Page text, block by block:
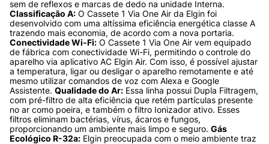
Classificação A: O Cassete 1 Via One Air da Elgin foi
desenvolvido com uma altíssima eficiência energética classe A
Conectividade Wi-Fi: O Cassete 1 Via One Air vem equipado
de fábrica com conectividade Wi-Fi, permitindo o controle do
aparelho via aplicativo AC Elgin Air. Com isso, é possível ajustar
a temperatura, ligar ou desligar o aparelho remotamente e até
mesmo utilizar comandos de voz com Alexa e Google
Assistente. Qualidade do Ar: Essa linha possui Dupla Filtragem,
com pré-filtro de alta eficiência que retém partículas presente
no ar como poeira, e também o filtro Ionizador ativo. Esses
filtros eliminam bactérias, vírus, ácaros e fungos,
proporcionando um ambiente mais limpo e seguro. Gás
Ecológico R-32a: Elgin preocupada com o meio ambiente traz